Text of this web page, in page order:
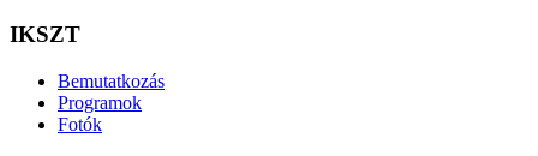
IKSZT
Bemutatkozás
Programok
Fotók